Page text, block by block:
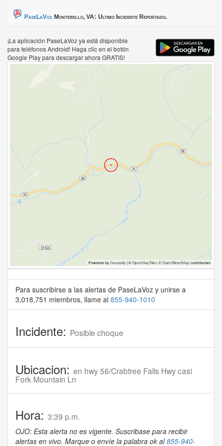
PaseLaVoz Montebello, VA: Ultimo Incidente Reportado.
¡La aplicación PaseLaVoz ya está disponible
para teléfonos Android! Haga clic en el botón
Google Play para descargar ahora GRATIS!
Para suscribirse a las alertas de PaseLaVoz y unirse a
3,018,751 miembros, llame al 855-940-1010
Incidente: Posible choque
Ubicacion: en hwy 56/Crabtree Falls Hwy casi
Fork Mountain Ln
Hora: 3:39 p.m.
OJO: Esta alerta no es vigente. Suscribase para recibir
alertas en vivo. Marque o envíe la palabra ok al855-940-